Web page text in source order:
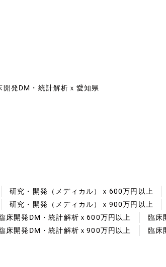
開発DM・統計解析ｘ愛知県
研究・開発（メディカル）ｘ600万円以上
研究・開発（メディカル）ｘ900万円以上
床開発DM・統計解析ｘ600万円以上
臨床
床開発DM・統計解析ｘ900万円以上 臨床